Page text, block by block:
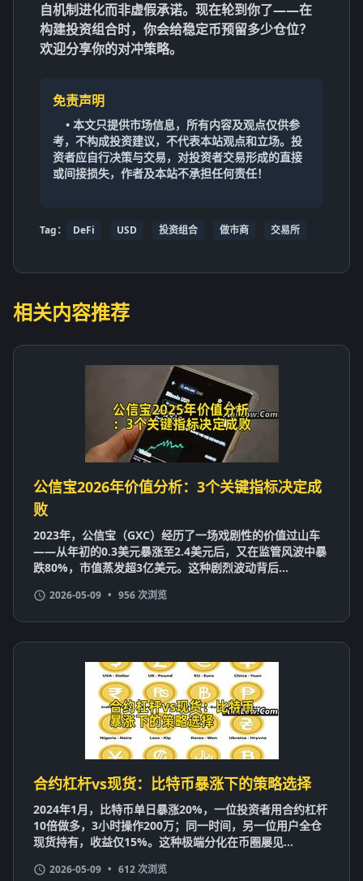
自机制进化而非虚假承诺。现在轮到你了——在
构建投资组合时，你会给稳定币预留多少仓位？
欢迎分享你的对冲策略。
免责声明
• 本文只提供市场信息，所有内容及观点仅供参
考，不构成投资建议，不代表本站观点和立场。投
资者应自行决策与交易，对投资者交易形成的直接
或间接损失，作者及本站不承担任何责任！
Tag： DeFi USD 投资组合 做市商 交易所
相关内容推荐
公信宝2026年价值分析：3个关键指标决定成
败
2023年，公信宝（GXC）经历了一场戏剧性的价值过山车
——从年初的0.3美元暴涨至2.4美元后，又在监管风波中暴
跌80%，市值蒸发超3亿美元。这种剧烈波动背后...
2026-05-09 • 956 次浏览
合约杠杆vs现货：比特币暴涨下的策略选择
2024年1月，比特币单日暴涨20%，一位投资者用合约杠杆
10倍做多，3小时操作200万；同一时间，另一位用户全仓
现货持有，收益仅15%。这种极端分化在币圈屡见...
2026-05-09 • 612 次浏览